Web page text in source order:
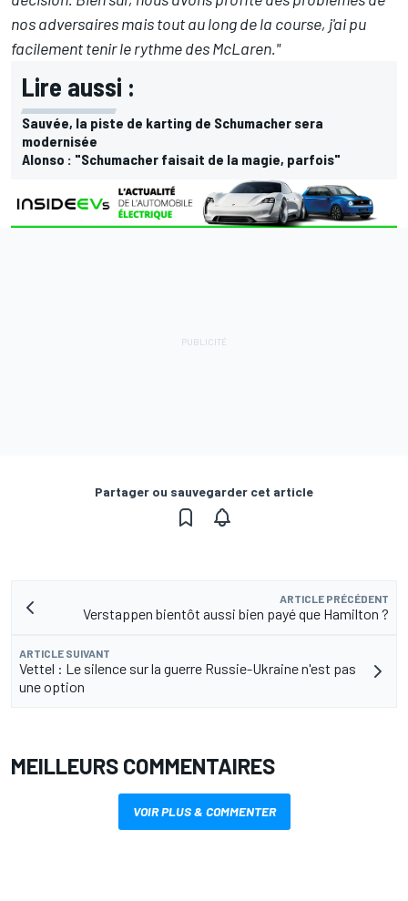
nos adversaires mais tout au long de la course, j'ai pu
facilement tenir le rythme des McLaren."
Lire aussi :
Sauvée, la piste de karting de Schumacher sera
modernisée
Alonso : "Schumacher faisait de la magie, parfois"
Partager ou sauvegarder cet article
ARTICLE PRÉCÉDENT
Verstappen bientôt aussi bien payé que Hamilton ?
ARTICLE SUIVANT
Vettel : Le silence sur la guerre Russie-Ukraine n'est pas
une option
MEILLEURS COMMENTAIRES
VOIR PLUS & COMMENTER